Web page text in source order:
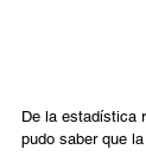
De la estadística
pudo saber que